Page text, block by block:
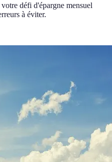
défi d'épargne mensuel
à éviter.